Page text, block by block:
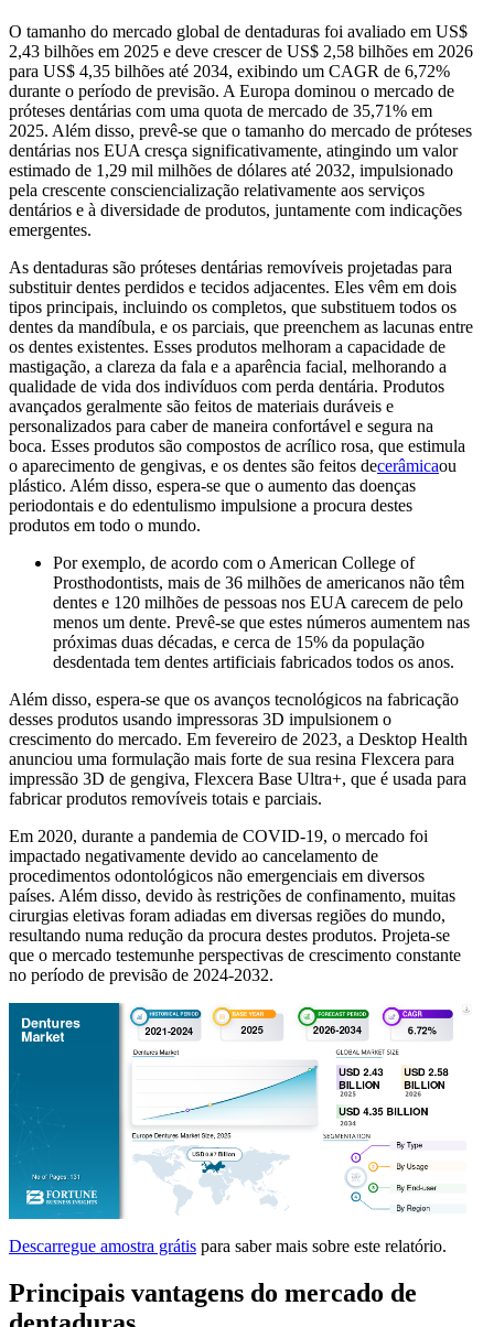
O tamanho do mercado global de dentaduras foi avaliado em US$
2,43 bilhões em 2025 e deve crescer de US$ 2,58 bilhões em 2026
para US$ 4,35 bilhões até 2034, exibindo um CAGR de 6,72%
durante o período de previsão. A Europa dominou o mercado de
próteses dentárias com uma quota de mercado de 35,71% em
2025. Além disso, prevê-se que o tamanho do mercado de próteses
dentárias nos EUA cresça significativamente, atingindo um valor
estimado de 1,29 mil milhões de dólares até 2032, impulsionado
pela crescente consciencialização relativamente aos serviços
dentários e à diversidade de produtos, juntamente com indicações
emergentes.
As dentaduras são próteses dentárias removíveis projetadas para
substituir dentes perdidos e tecidos adjacentes. Eles vêm em dois
tipos principais, incluindo os completos, que substituem todos os
dentes da mandíbula, e os parciais, que preenchem as lacunas entre
os dentes existentes. Esses produtos melhoram a capacidade de
mastigação, a clareza da fala e a aparência facial, melhorando a
qualidade de vida dos indivíduos com perda dentária. Produtos
avançados geralmente são feitos de materiais duráveis ​​e
personalizados para caber de maneira confortável e segura na
boca. Esses produtos são compostos de acrílico rosa, que estimula
o aparecimento de gengivas, e os dentes são feitos decerâmicaou
plástico. Além disso, espera-se que o aumento das doenças
periodontais e do edentulismo impulsione a procura destes
produtos em todo o mundo.
Por exemplo, de acordo com o American College of
Prosthodontists, mais de 36 milhões de americanos não têm
dentes e 120 milhões de pessoas nos EUA carecem de pelo
menos um dente. Prevê-se que estes números aumentem nas
próximas duas décadas, e cerca de 15% da população
desdentada tem dentes artificiais fabricados todos os anos.
Além disso, espera-se que os avanços tecnológicos na fabricação
desses produtos usando impressoras 3D impulsionem o
crescimento do mercado. Em fevereiro de 2023, a Desktop Health
anunciou uma formulação mais forte de sua resina Flexcera para
impressão 3D de gengiva, Flexcera Base Ultra+, que é usada para
fabricar produtos removíveis totais e parciais.
Em 2020, durante a pandemia de COVID-19, o mercado foi
impactado negativamente devido ao cancelamento de
procedimentos odontológicos não emergenciais em diversos
países. Além disso, devido às restrições de confinamento, muitas
cirurgias eletivas foram adiadas em diversas regiões do mundo,
resultando numa redução da procura destes produtos. Projeta-se
que o mercado testemunhe perspectivas de crescimento constante
no período de previsão de 2024-2032.
Descarregue amostra grátis para saber mais sobre este relatório.
Principais vantagens do mercado de